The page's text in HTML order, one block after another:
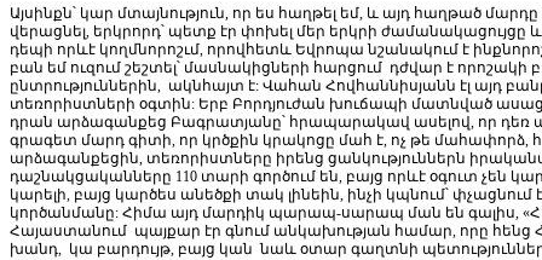
Այսինքն՝ կար մտայնություն, որ ես հաղթել եմ, և այդ հաղթած
վերացնել, երկրորդ՝ պետք էր փոխել մեր երկրի
դեպի որևէ կողմնորոշւմ, որովհետև Եվրոպա նշանակում է
բան եմ ուզում շեշտել՝ մասնակիցների հարցում դժվար է որոշակի
ընտրություններին, ակնհայտ է: Վահան Հովհաննիսյանն էլ այդ
տեռորիստների օգտին: Երբ Բորդյուժան խուճապի մատնված
դրան արձագանքեց Բագրատյանը՝ հրապարակավ ասելով, որ դեռ
գրագետ մարդ գիտի, որ կրծքին կրակոցը մահ է, ոչ թե մահափորձ,
արձագանքեցին, տեռորիստները իրենց ցանկություններն
դաշնակցականները 110 տարի գործում են, բայց որևէ օգուտ չեն
կարելի, բայց կարծես անեծքի տակ լինեին, ինչի կպնում՝
կործանմանը: Հիմա այդ մարդիկ պարապ-սարապ ման են գալիս,
Հայաստանում պայքար էր գնում անկախության համար, որը
խանդ, կա բարդույթ, բայց կան նաև օտար գաղտնի